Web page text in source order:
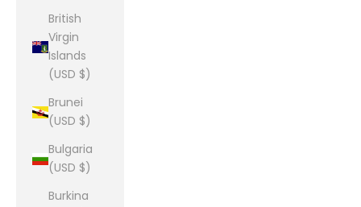
British
Virgin
Islands
(USD $)
Brunei
(USD $)
Bulgaria
(USD $)
Burkina